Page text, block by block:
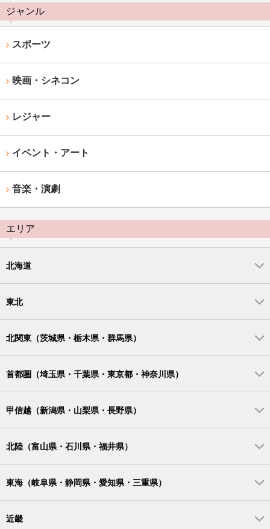
ジャンル
スポーツ
映画・シネコン
レジャー
イベント・アート
音楽・演劇
エリア
北海道
東北
北関東（茨城県・栃木県・群馬県）
首都圏（埼玉県・千葉県・東京都・神奈川県）
甲信越（新潟県・山梨県・長野県）
北陸（富山県・石川県・福井県）
東海（岐阜県・静岡県・愛知県・三重県）
近畿